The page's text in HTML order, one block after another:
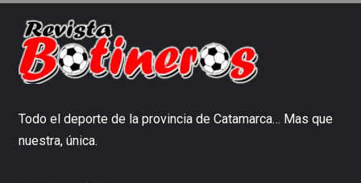
Todo el deporte de la provincia de Catamarca… Mas que
nuestra, única.